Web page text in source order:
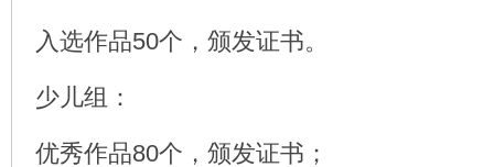
入选作品50个，颁发证书。
少儿组：
优秀作品80个，颁发证书；